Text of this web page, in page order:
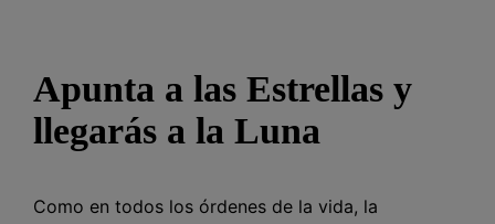
Apunta a las Estrellas y
llegarás a la Luna
Como en todos los órdenes de la vida, la